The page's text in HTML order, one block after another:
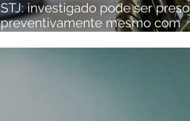
STJ: investigado pode ser preso
preventivamente mesmo com